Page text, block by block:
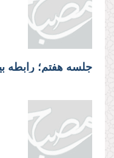
جلسه هفتم؛